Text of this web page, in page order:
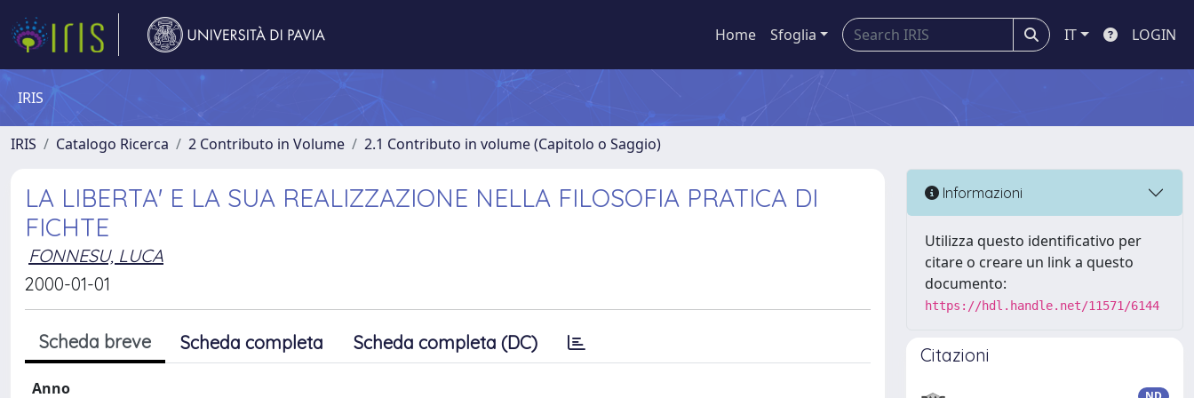
Home Sfoglia IT LOGIN
IRIS
IRIS Catalogo Ricerca 2 Contributo in Volume 2.1 Contributo in volume (Capitolo o Saggio)
LA LIBERTA' E LA SUA REALIZZAZIONE NELLA FILOSOFIA PRATICA DI
FICHTE
FONNESU, LUCA
2000-01-01
Scheda breve Scheda completa Scheda completa (DC)
Anno
Informazioni
Utilizza questo identificativo per
citare o creare un link a questo
documento:
https://hdl.handle.net/11571/6144
Citazioni